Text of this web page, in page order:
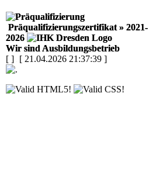
Präqualifizierungszertifikat » 2021-
2026
Wir sind Ausbildungsbetrieb
[ ] [ 21.04.2026 21:37:39 ]